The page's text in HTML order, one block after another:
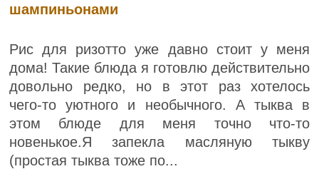
шампиньонами
Рис для ризотто уже давно стоит у меня
дома! Такие блюда я готовлю действительно
довольно редко, но в этот раз хотелось
чего-то уютного и необычного. А тыква в
этом блюде для меня точно что-то
новенькое.Я запекла масляную тыкву
(простая тыква тоже по...